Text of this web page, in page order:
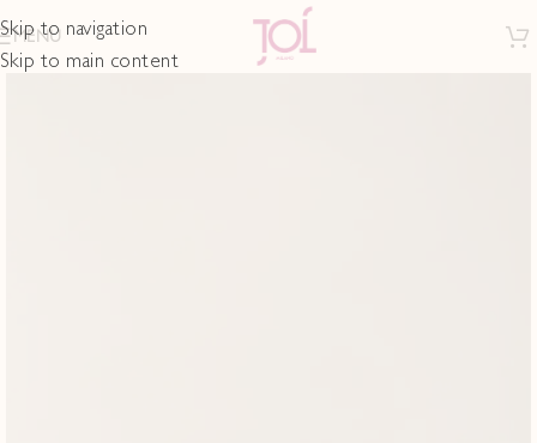
Skip to navigation
Skip to main content
MENU